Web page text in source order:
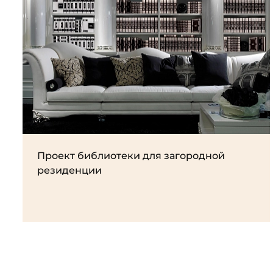
Проект библиотеки для загородной
резиденции